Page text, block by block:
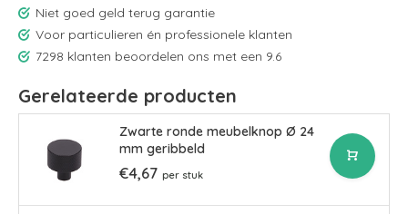
Niet goed geld terug garantie
Voor particulieren én professionele klanten
7298 klanten beoordelen ons met een 9.6
Gerelateerde producten
Zwarte ronde meubelknop Ø 24
mm geribbeld
€4,67 per stuk